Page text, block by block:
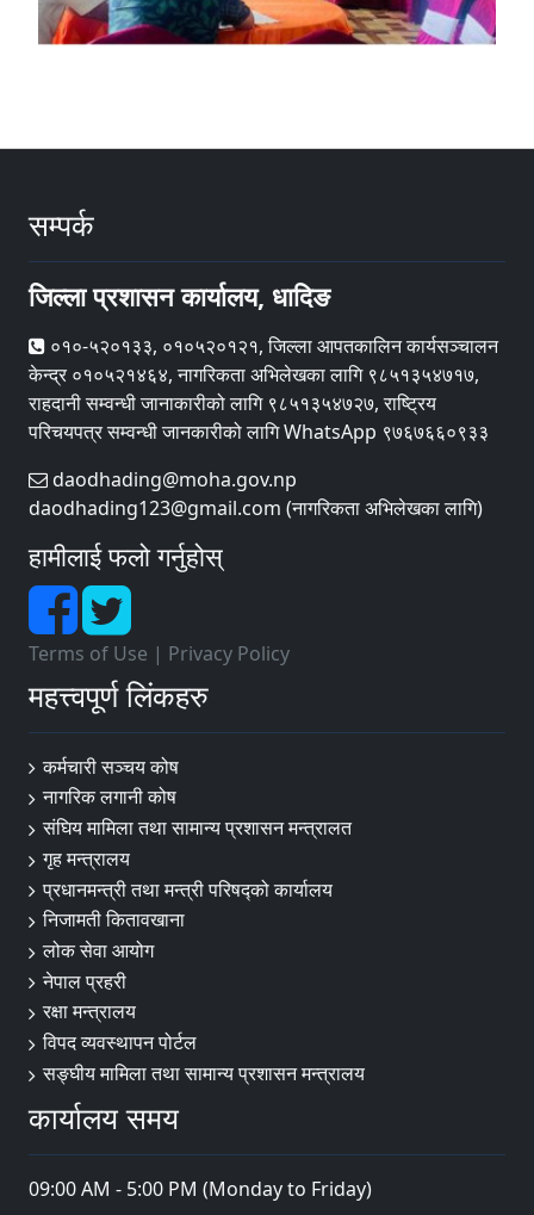
सम्पर्क
जिल्ला प्रशासन कार्यालय, धादिङ
०१०-५२०१३३, ०१०५२०१२१, जिल्ला आपतकालिन कार्यसञ्चालन
केन्द्र ०१०५२१४६४, नागरिकता अभिलेखका लागि ९८५१३५४७१७,
राहदानी सम्वन्धी जानाकारीको लागि ९८५१३५४७२७, राष्ट्रिय
परिचयपत्र सम्वन्धी जानकारीको लागि WhatsApp ९७६७६६०९३३
daodhading@moha.gov.np
daodhading123@gmail.com (नागरिकता अभिलेखका लागि)
हामीलाई फलो गर्नुहोस्
Terms of Use | Privacy Policy
महत्त्वपूर्ण लिंकहरु
कर्मचारी सञ्चय कोष
नागरिक लगानी कोष
संघिय मामिला तथा सामान्य प्रशासन मन्त्रालत
गृह मन्त्रालय
प्रधानमन्त्री तथा मन्त्री परिषद्को कार्यालय
निजामती कितावखाना
लोक सेवा आयोग
नेपाल प्रहरी
रक्षा मन्त्रालय
विपद व्यवस्थापन पोर्टल
सङ्घीय मामिला तथा सामान्य प्रशासन मन्त्रालय
कार्यालय समय
09:00 AM - 5:00 PM (Monday to Friday)